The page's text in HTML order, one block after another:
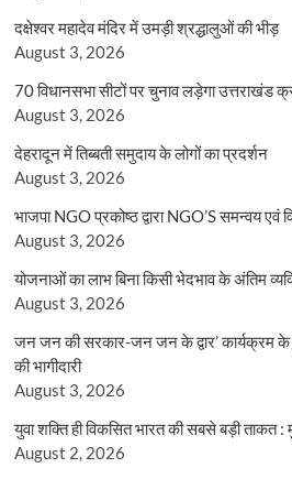
दक्षेश्वर महादेव मंदिर में उमड़ी श्रद्धालुओं की भीड़
August 3, 2026
70 विधानसभा सीटों पर चुनाव लड़ेगा उत्तराखंड
August 3, 2026
देहरादून में तिब्बती समुदाय के लोगों का प्रदर्शन
August 3, 2026
भाजपा NGO प्रकोष्ठ द्वारा NGO’S समन्वय
August 3, 2026
योजनाओं का लाभ बिना किसी भेदभाव के अंतिम
August 3, 2026
जन जन की सरकार-जन जन के द्वार’ कार्यक्रम
की भागीदारी
August 3, 2026
युवा शक्ति ही विकसित भारत की सबसे बड़ी ताकत :
August 2, 2026